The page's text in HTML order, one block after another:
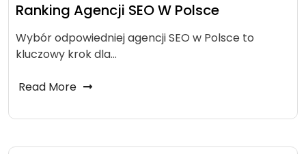
Ranking Agencji SEO W Polsce
Wybór odpowiedniej agencji SEO w Polsce to
kluczowy krok dla…
Read More